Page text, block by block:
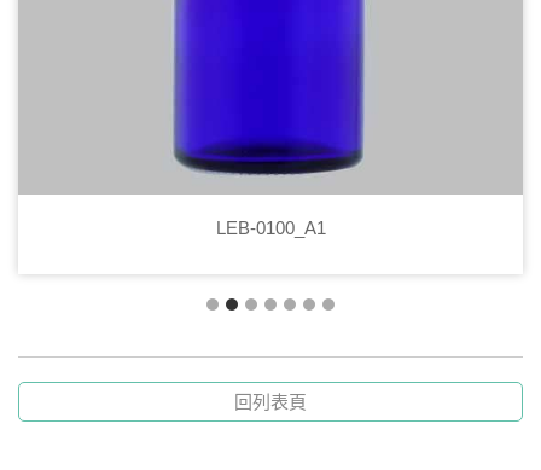
LEB-0100_A1
回列表頁